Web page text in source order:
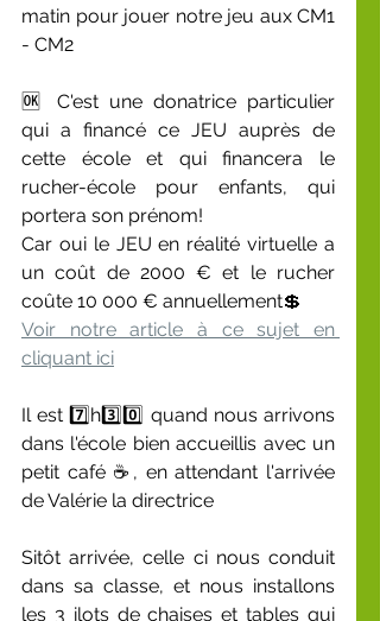
matin pour jouer notre jeu aux CM1
- CM2
🆗 C'est une donatrice particulier
qui a financé ce JEU auprès de
cette école et qui financera le
rucher-école pour enfants, qui
portera son prénom!
Car oui le JEU en réalité virtuelle a
un coût de 2000 € et le rucher
coûte 10 000 € annuellement💲
Voir notre article à ce sujet en
cliquant ici
Il est 7️⃣h3️⃣0️⃣ quand nous arrivons
dans l'école bien accueillis avec un
petit café ☕, en attendant l'arrivée
de Valérie la directrice
Sitôt arrivée, celle ci nous conduit
dans sa classe, et nous installons
les 3 ilots de chaises et tables qui